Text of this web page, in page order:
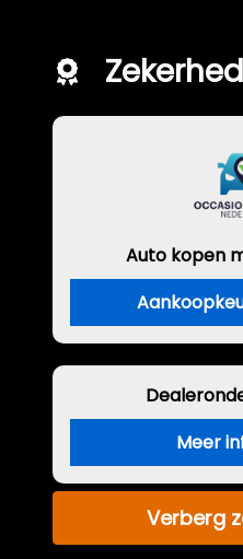
Auto kopen
Meer
Verberg